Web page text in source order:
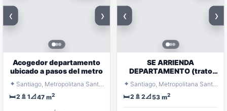
‹ ›
Acogedor departamento
ubicado a pasos del metro
⌖
Santiago, Metropolitana Santiago
🛏️2 🚿 1📐47 m2
‹ ›
SE ARRIENDA
DEPARTAMENTO (trato
⌖ Santiago, Metropolitana Santiago
🛏️2 🚿 2📐53 m2